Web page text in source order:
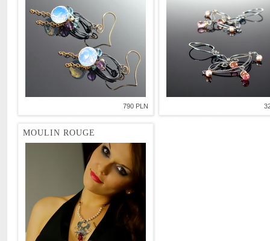
790 PLN
MOULIN ROUGE